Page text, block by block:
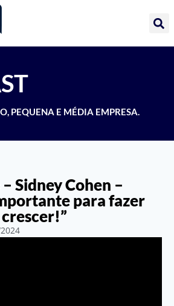
PEQUENA E MÉDIA EMPRESA.
Sidney Cohen –
para fazer